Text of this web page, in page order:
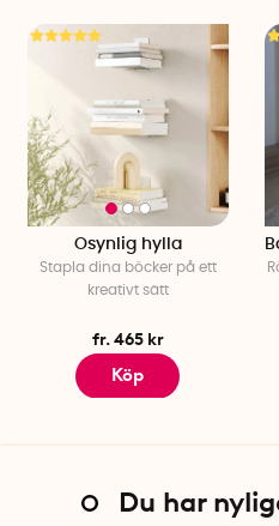
Osynlig hylla
Stapla dina böcker på ett
kreativt sätt
fr. 465 kr
Köp
Du har